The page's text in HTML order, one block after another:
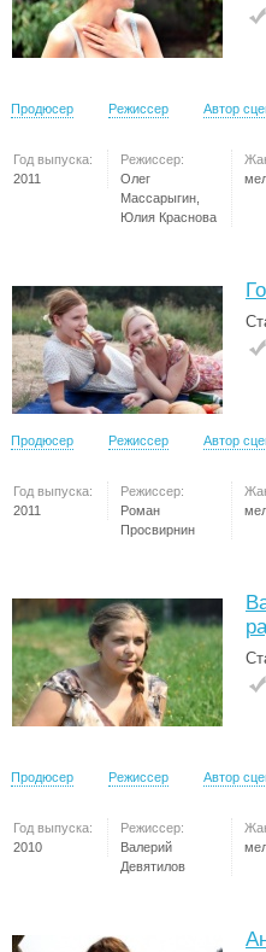
Продюсер Режиссер Автор
Год выпуска:
2011
Режиссер:
Олег
Массарыгин,
Юлия Краснова
Продюсер Режиссер Автор
Год выпуска:
2011
Режиссер:
Роман
Просвирнин
Продюсер Режиссер Автор
Год выпуска:
2010
Режиссер:
Валерий
Девятилов